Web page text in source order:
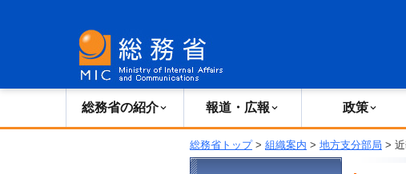
総務省の紹介 報道・広報 政策
総務省トップ> 組織案内 > 地方支分部局 >